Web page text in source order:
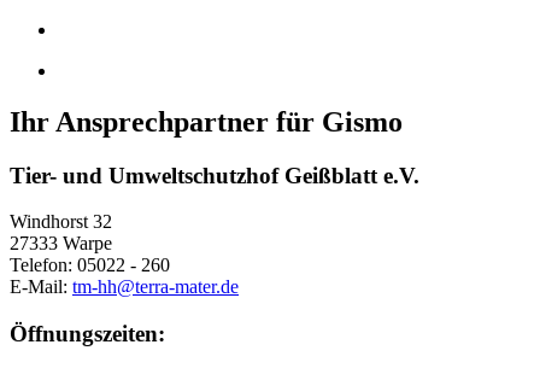
Ihr Ansprechpartner für Gismo
Tier- und Umweltschutzhof Geißblatt e.V.
Windhorst 32
27333 Warpe
Telefon: 05022 - 260
E-Mail: tm-hh@terra-mater.de
Öffnungszeiten: